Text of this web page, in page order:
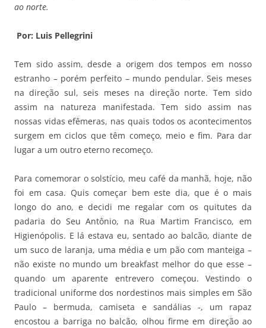
ao norte.
Por: Luis Pellegrini
Tem sido assim, desde a origem dos tempos em nosso
estranho – porém perfeito – mundo pendular. Seis meses
na direção sul, seis meses na direção norte. Tem sido
assim na natureza manifestada. Tem sido assim nas
nossas vidas efêmeras, nas quais todos os acontecimentos
surgem em ciclos que têm começo, meio e fim. Para dar
lugar a um outro eterno recomeço.
Para comemorar o solstício, meu café da manhã, hoje, não
foi em casa. Quis começar bem este dia, que é o mais
longo do ano, e decidi me regalar com os quitutes da
padaria do Seu Antônio, na Rua Martim Francisco, em
Higienópolis. E lá estava eu, sentado ao balcão, diante de
um suco de laranja, uma média e um pão com manteiga –
não existe no mundo um breakfast melhor do que esse –
quando um aparente entrevero começou. Vestindo o
tradicional uniforme dos nordestinos mais simples em São
Paulo – bermuda, camiseta e sandálias -, um rapaz
encostou a barriga no balcão, olhou firme em direção ao